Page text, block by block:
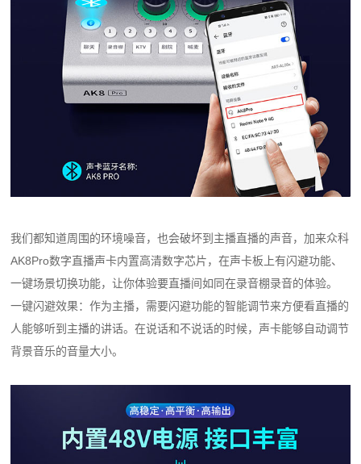
我们都知道周围的环境噪音，也会破坏到主播直播的声音，加来众科
AK8Pro数字直播声卡内置高清数字芯片，在声卡板上有闪避功能、
一键场景切换功能，让你体验要直播间如同在录音棚录音的体验。
一键闪避效果：作为主播，需要闪避功能的智能调节来方便看直播的
人能够听到主播的讲话。在说话和不说话的时候，声卡能够自动调节
背景音乐的音量大小。